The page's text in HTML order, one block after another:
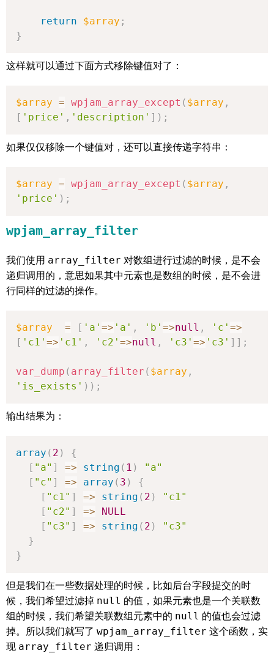
return $array ;
}
这样就可以通过下面方式移除键值对了：
$array = wpjam_array_except ( $array ,
[ 'price' , 'description' ] ) ;
如果仅仅移除一个键值对，还可以直接传递字符串：
$array = wpjam_array_except ( $array ,
'price' ) ;
wpjam_array_filter
我们使用 array_filter 对数组进行过滤的时候，是不会
递归调用的，意思如果其中元素也是数组的时候，是不会进
行同样的过滤的操作。
$array = [ 'a' => 'a' , 'b' =>null , 'c' =>
[ 'c1' => 'c1' , 'c2' =>null , 'c3' => 'c3' ] ] ;
var_dump ( array_filter ( $array ,
'is_exists' ) ) ;
输出结果为：
array ( 2 )
{
[ "a" ] => string ( 1 )
"a"
[ "c" ] => array ( 3 )
{
[ "c1" ] => string ( 2 )
"c1"
[ "c2" ] =>
NULL
[ "c3" ] => string ( 2 )
"c3"
}
}
但是我们在一些数据处理的时候，比如后台字段提交的时
候，我们希望过滤掉 null 的值，如果元素也是一个关联数
组的时候，我们希望关联数组元素中的 null 的值也会过滤
掉。所以我们就写了 wpjam_array_filter 这个函数，实
现 array_filter 递归调用：